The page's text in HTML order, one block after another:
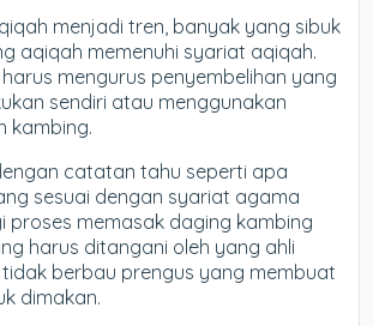
menjadi tren, banyak yang sibuk
aqiqah memenuhi syariat aqiqah.
mengurus penyembelihan yang
sendiri atau menggunakan
kambing.
catatan tahu seperti apa
sesuai dengan syariat agama
proses memasak daging kambing
harus ditangani oleh yang ahli
berbau prengus yang membuat
dimakan.